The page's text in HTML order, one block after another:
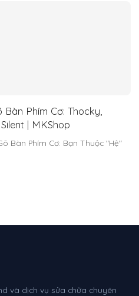
Phím Cơ: Thocky,
| MKShop
Bàn Phím Cơ: Bạn Thuộc "Hệ"
và dịch vụ sửa chữa chuyên